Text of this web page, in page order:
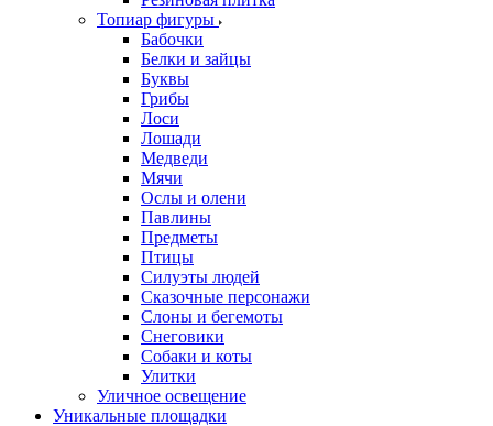
Топиар фигуры
Бабочки
Белки и зайцы
Буквы
Грибы
Лоси
Лошади
Медведи
Мячи
Ослы и олени
Павлины
Предметы
Птицы
Силуэты людей
Сказочные персонажи
Слоны и бегемоты
Снеговики
Собаки и коты
Улитки
Уличное освещение
Уникальные площадки